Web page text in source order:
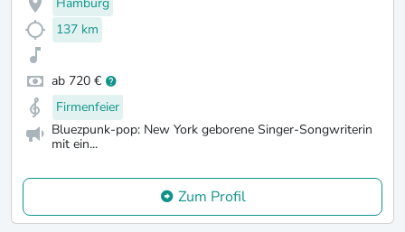
137 km
ab 720 €
Firmenfeier
Bluezpunk-pop: New York geborene Singer-Songwriterin
mit ein...
Zum Profil